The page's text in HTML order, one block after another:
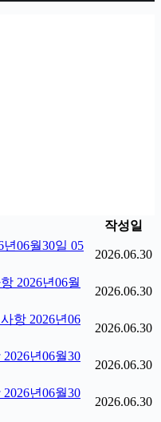
작성일
06월30일 05
2026.06.30
2026년06월
2026.06.30
항 2026년06
2026.06.30
년06월30
2026.06.30
년06월30
2026.06.30